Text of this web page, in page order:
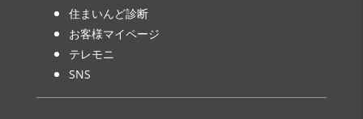
住まいんど診断
お客様マイページ
テレモニ
SNS